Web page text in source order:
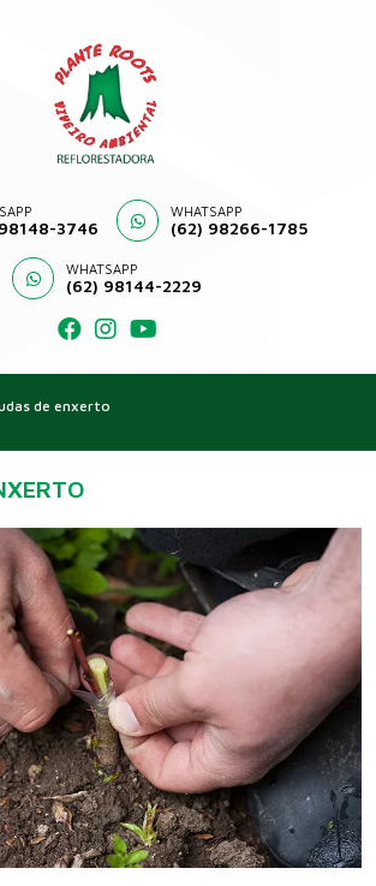
3746
WHATSAPP
(62) 98266-1785
WHATSAPP
(62) 98144-2229
de enxerto